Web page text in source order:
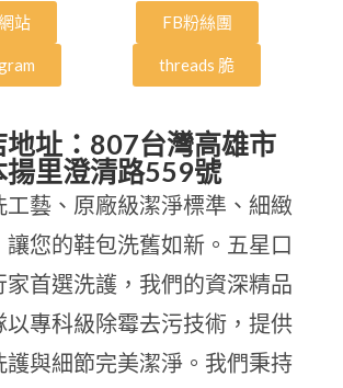
站 FB粉絲團
threads 脆
地址：807台灣高雄市
揚里澄清路559號
工藝、原廠級潔淨標準、細緻
讓您的鞋包洗舊如新。五星口
家首選洗護，我們的資深精品
以專科級除霉去污技術，提供
護與細節完美潔淨。我們秉持